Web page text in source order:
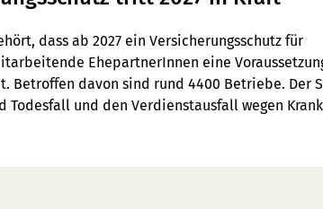
dass ab 2027 ein Versicherungsschutz für
EhepartnerInnen eine
Betroffen davon sind rund 4400 Betriebe. Der
und den Verdienstausfall wegen